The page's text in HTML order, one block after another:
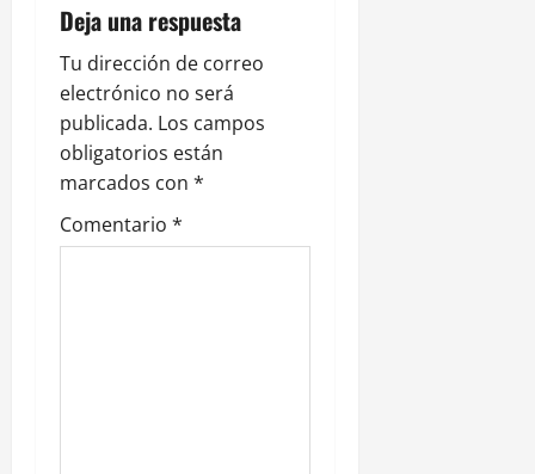
ó
n
d
e
e
Deja una respuesta
Tu dirección de correo
electrónico no será
publicada. Los campos
obligatorios están
marcados con *
Comentario *